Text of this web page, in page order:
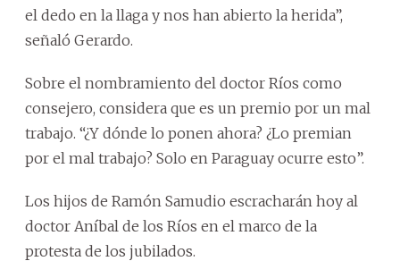
el dedo en la llaga y nos han abierto la herida”,
señaló Gerardo.
Sobre el nombramiento del doctor Ríos como
consejero, considera que es un premio por un mal
trabajo. “¿Y dónde lo ponen ahora? ¿Lo premian
por el mal trabajo? Solo en Paraguay ocurre esto”.
Los hijos de Ramón Samudio escracharán hoy al
doctor Aníbal de los Ríos en el marco de la
protesta de los jubilados.